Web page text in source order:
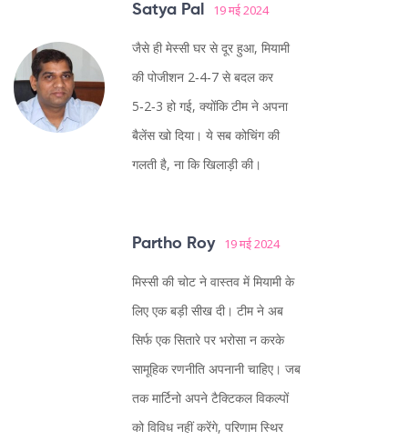
Satya Pal 19 मई 2024
जैसे ही मेस्सी घर से दूर हुआ, मियामी
की पोजीशन 2‑4‑7 से बदल कर
5‑2‑3 हो गई, क्योंकि टीम ने अपना
बैलेंस खो दिया। ये सब कोचिंग की
गलती है, ना कि खिलाड़ी की।
Partho Roy 19 मई 2024
मिस्सी की चोट ने वास्तव में मियामी के
लिए एक बड़ी सीख दी। टीम ने अब
सिर्फ एक सितारे पर भरोसा न करके
सामूहिक रणनीति अपनानी चाहिए। जब
तक मार्टिनो अपने टैक्टिकल विकल्पों
को विविध नहीं करेंगे, परिणाम स्थिर